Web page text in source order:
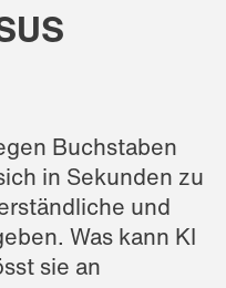
Buchstaben
in Sekunden zu
und
Was kann KI
sie an